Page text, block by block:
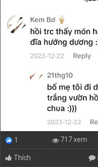
1 717 xem
Thích